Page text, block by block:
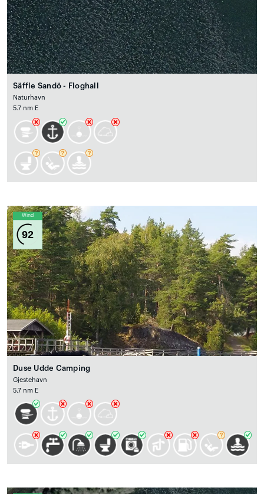
Säffle Sandö - Floghall
Naturhavn
5.7 nm E
Wind
92
Duse Udde Camping
Gjestehavn
5.7 nm E